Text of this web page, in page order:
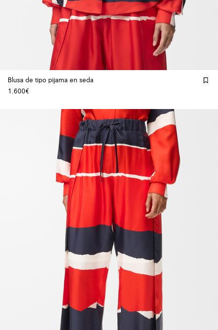
Blusa de tipo pijama en seda
1.600€